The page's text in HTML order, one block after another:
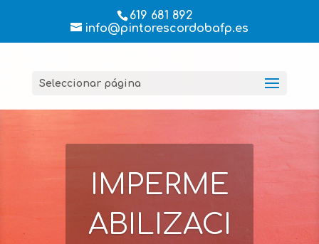
619 681 892
info@pintorescordobafp.es
Seleccionar página
IMPERME
ABILIZACI